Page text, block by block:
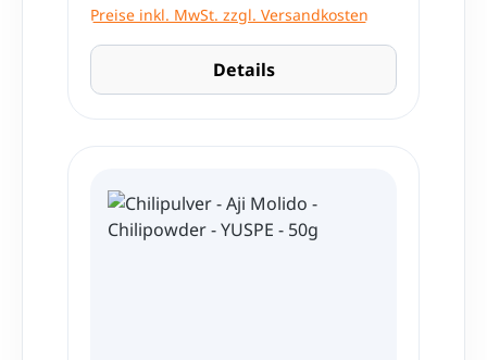
Preise inkl. MwSt. zzgl. Versandkosten
Details